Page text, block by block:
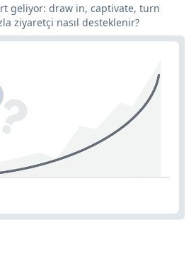
geliyor: draw in, captivate, turn
ziyaretçi nasıl desteklenir?